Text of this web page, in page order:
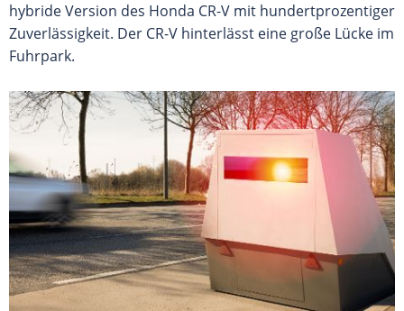
hybride Version des Honda CR-V mit hundertprozentiger
Zuverlässigkeit. Der CR-V hinterlässt eine große Lücke im
Fuhrpark.